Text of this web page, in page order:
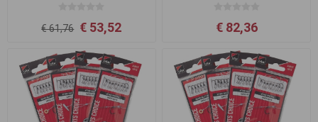
€ 61,76 € 53,52 € 82,36